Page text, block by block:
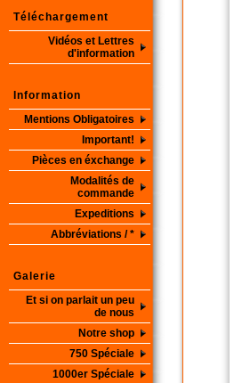
Téléchargement
Vidéos et Lettres
d'information
Information
Mentions Obligatoires
Important!
Pièces en éxchange
Modalités de
commande
Expeditions
Abbréviations / *
Galerie
Et si on parlait un peu
de nous
Notre shop
750 Spéciale
1000er Spéciale